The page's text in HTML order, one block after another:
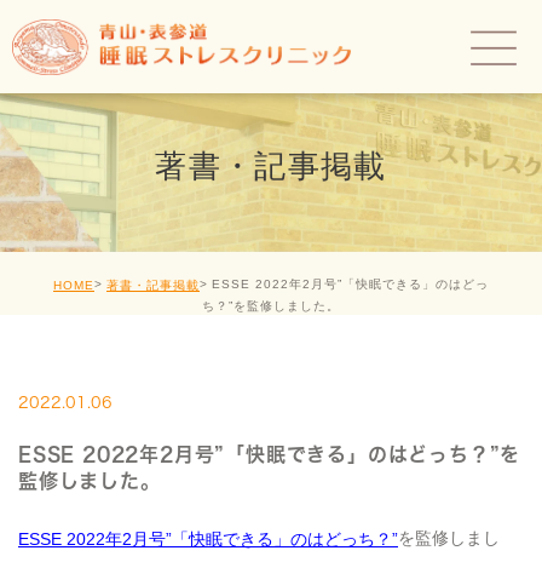
著書・記事掲載
HOME 著書・記事掲載
ESSE 2022年2月号”「快眠できる」のはどっ
ち？”を監修しました。
2022.01.06
ESSE 2022年2月号”「快眠できる」のはどっち？”を
監修しました。
ESSE 2022年2月号”「快眠できる」のはどっち？”を監修しまし